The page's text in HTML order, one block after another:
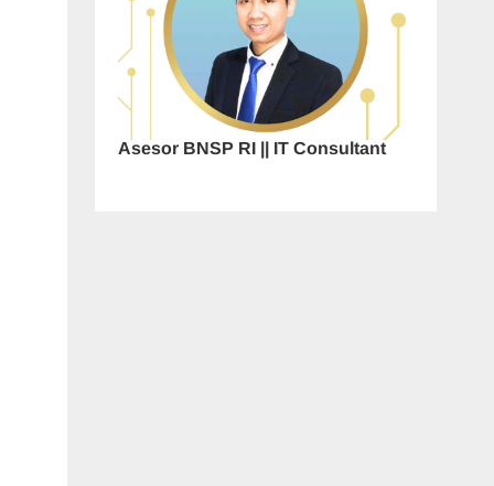
Asesor BNSP RI || IT Consultant